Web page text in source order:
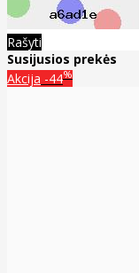
Rašyti
Susijusios prekės
Akcija -44%